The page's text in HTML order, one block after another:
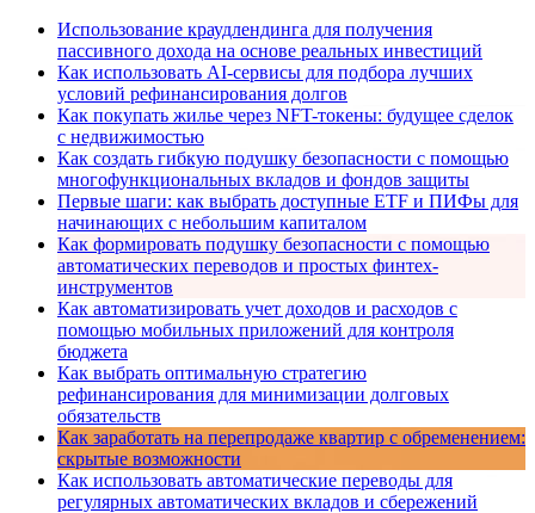
Использование краудлендинга для получения
пассивного дохода на основе реальных инвестиций
Как использовать AI-сервисы для подбора лучших
условий рефинансирования долгов
Как покупать жилье через NFT-токены: будущее сделок
с недвижимостью
Как создать гибкую подушку безопасности с помощью
многофункциональных вкладов и фондов защиты
Первые шаги: как выбрать доступные ETF и ПИФы для
начинающих с небольшим капиталом
Как формировать подушку безопасности с помощью
автоматических переводов и простых финтех-
инструментов
Как автоматизировать учет доходов и расходов с
помощью мобильных приложений для контроля
бюджета
Как выбрать оптимальную стратегию
рефинансирования для минимизации долговых
обязательств
Как заработать на перепродаже квартир с обременением:
скрытые возможности
Как использовать автоматические переводы для
регулярных автоматических вкладов и сбережений